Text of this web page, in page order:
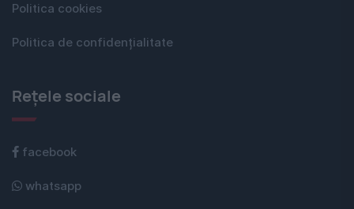
Politica cookies
Politica de confidențialitate
Rețele sociale
facebook
whatsapp